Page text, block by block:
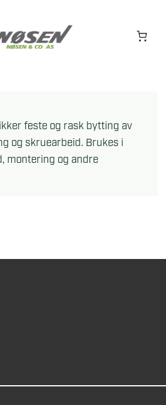
feste og rask bytting av
og skruearbeid. Brukes i
montering og andre